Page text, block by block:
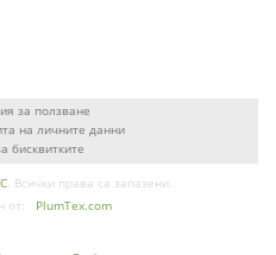
за ползване
на личните данни
бисквитките
. Всички права са запазени.
от:
PlumTex.com